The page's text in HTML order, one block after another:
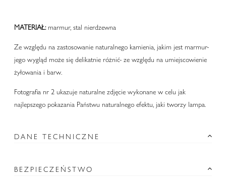
MATERIAŁ:marmur, stal nierdzewna
Ze względu na zastosowanie naturalnego kamienia, jakim jest marmur-
jego wygląd może się delikatnie różnić- ze względu na umiejscowienie
żyłowania i barw.
Fotografia nr 2 ukazuje naturalne zdjęcie wykonane w celu jak
najlepszego pokazania Państwu naturalnego efektu, jaki tworzy lampa.
DANE TECHNICZNE
BEZPIECZEŃSTWO